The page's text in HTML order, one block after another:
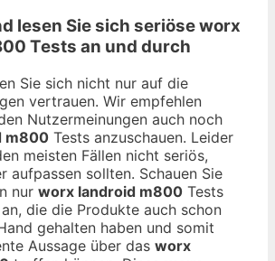
lesen Sie sich seriöseworx
Tests an und durch
Sie sich nicht nur auf die
vertrauen. Wir empfehlen
Nutzermeinungen auch noch
m800 Tests anzuschauen. Leider
meisten Fällen nicht seriös,
aufpassen sollten. Schauen Sie
nur worx landroid m800 Tests
die die Produkte auch schon
gehalten haben und somit
Aussage über das worx